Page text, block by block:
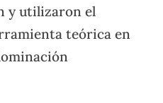
y utilizaron el
teórica en